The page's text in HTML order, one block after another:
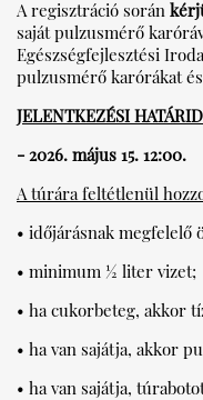
A regisztráció során
saját pulzusmérő
Egészségfejlesztési
pulzusmérő karórákat
JELENTKEZÉSI
- 2026. május 15. 12:00.
A túrára feltétlenül
• időjárásnak
• minimum ½ liter vizet;
• ha cukorbeteg, akkor
• ha van sajátja, akkor
• ha van sajátja,